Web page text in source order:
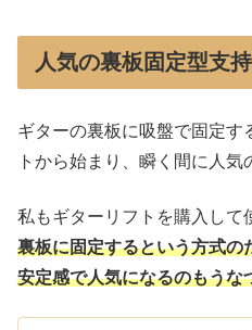
人気の裏板固定型支
ギターの裏板に吸盤で固定す
トから始まり、瞬く間に人気
私もギターリフトを購入して
裏板に固定するという方式の
安定感で人気になるのもうな